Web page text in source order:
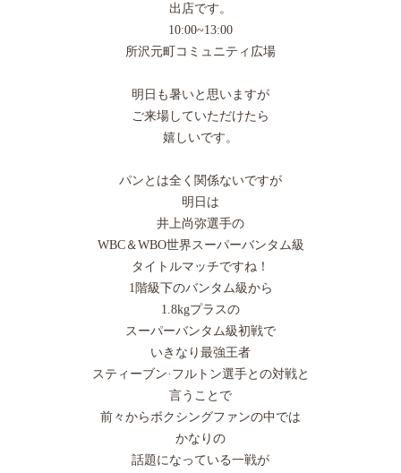
出店です。
10:00~13:00
所沢元町コミュニティ広場
明日も暑いと思いますが
ご来場していただけたら
嬉しいです。
パンとは全く関係ないですが
明日は
井上尚弥選手の
WBC＆WBO世界スーパーバンタム級
タイトルマッチですね！
1階級下のバンタム級から
1.8kgプラスの
スーパーバンタム級初戦で
いきなり最強王者
スティーブン·フルトン選手との対戦と
言うことで
前々からボクシングファンの中では
かなりの
話題になっている一戦が